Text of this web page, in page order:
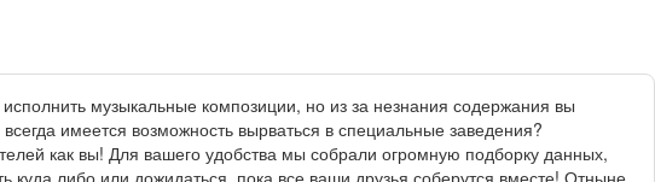
музыкальные композиции, но из за незнания содержания вы
имеется возможность вырваться в специальные заведения?
как вы! Для вашего удобства мы собрали огромную подборку данных,
либо или дожидаться, пока все ваши друзья соберутся вместе! Отныне